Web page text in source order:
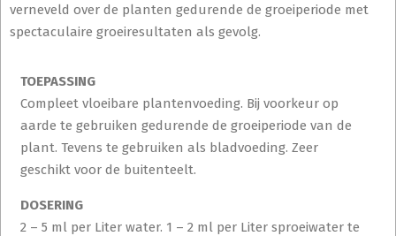
verneveld over de planten gedurende de groeiperiode met
spectaculaire groeiresultaten als gevolg.
TOEPASSING
Compleet vloeibare plantenvoeding. Bij voorkeur op
aarde te gebruiken gedurende de groeiperiode van de
plant. Tevens te gebruiken als bladvoeding. Zeer
geschikt voor de buitenteelt.
DOSERING
2 – 5 ml per Liter water. 1 – 2 ml per Liter sproeiwater te